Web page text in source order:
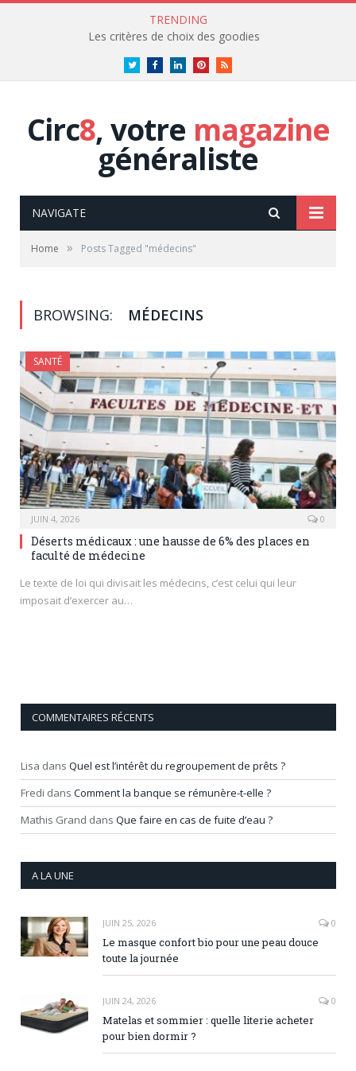
TRENDING
Les critères de choix des goodies
TwitterFacebookLinkedInPinterestRSS
Circ8, votre magazine
généraliste
NAVIGATE
Home » Posts Tagged "médecins"
BROWSING: MÉDECINS
SANTÉ
JUIN 4, 2026 0
Déserts médicaux : une hausse de 6% des places en
faculté de médecine
Le texte de loi qui divisait les médecins, c’est celui qui leur
imposait d’exercer au…
COMMENTAIRES RÉCENTS
Lisa dans Quel est l’intérêt du regroupement de prêts ?
Fredi dans Comment la banque se rémunère-t-elle ?
Mathis Grand dans Que faire en cas de fuite d’eau ?
A LA UNE
JUIN 25, 2026 0
Le masque confort bio pour une peau douce
toute la journée
JUIN 24, 2026 0
Matelas et sommier : quelle literie acheter
pour bien dormir ?